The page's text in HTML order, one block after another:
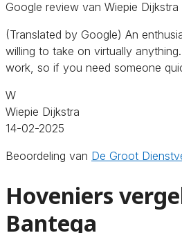
Google review van Wiepie Dijkstra
(Translated by Google) An
willing to take on virtually
work, so if you need someone
W
Wiepie Dijkstra
14-02-2025
Beoordeling van De Groot
Hoveniers
Bantega